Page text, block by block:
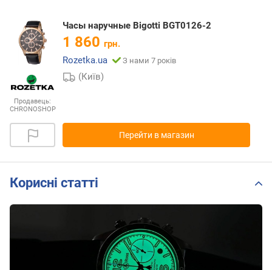
Продавець:
CHRONOSHOP
Часы наручные Bigotti BGT0126-2
1 860 грн.
Rozetka.ua
З нами 7 років
(Київ)
Перейти в магазин
Корисні статті